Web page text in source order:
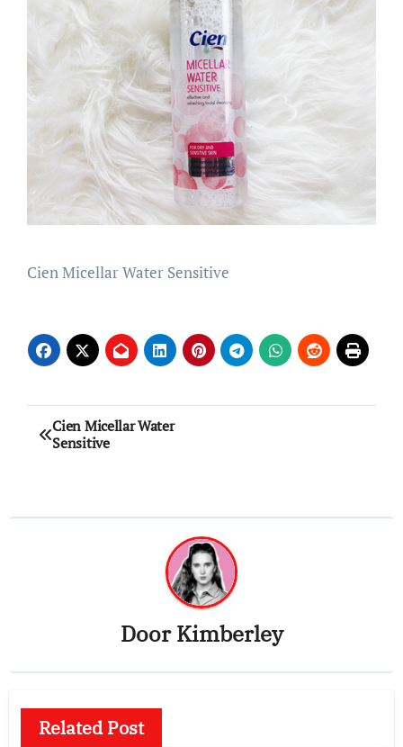
Cien Micellar Water Sensitive
Bericht
navigatie
Cien Micellar Water
Sensitive
DoorKimberley
Related Post